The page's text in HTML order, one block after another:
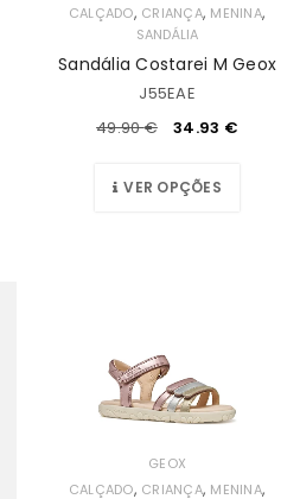
CALÇADO, CRIANÇA, MENINA,
SANDÁLIA
Sandália Costarei M Geox
J55EAE
49.90€ 34.93 €
VER OPÇÕES
GEOX
CALÇADO, CRIANÇA, MENINA,